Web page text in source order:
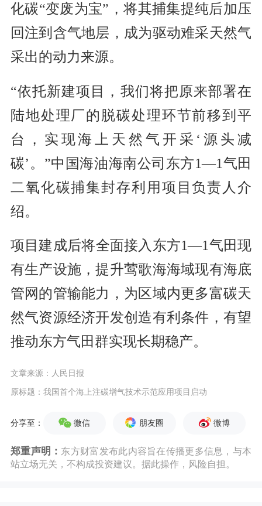
化碳“变废为宝”，将其捕集提纯后加压
回注到含气地层，成为驱动难采天然气
采出的动力来源。
“依托新建项目，我们将把原来部署在
陆地处理厂的脱碳处理环节前移到平
台，实现海上天然气开采‘源头减
碳’。”中国海油海南公司东方1—1气田
二氧化碳捕集封存利用项目负责人介
绍。
项目建成后将全面接入东方1—1气田现
有生产设施，提升莺歌海海域现有海底
管网的管输能力，为区域内更多富碳天
然气资源经济开发创造有利条件，有望
推动东方气田群实现长期稳产。
文章来源：人民日报
原标题：我国首个海上注碳增气技术示范应用项目启动
分享至： 微信 朋友圈 微博
郑重声明： 东方财富发布此内容旨在传播更多信息，与本
站立场无关，不构成投资建议。据此操作，风险自担。